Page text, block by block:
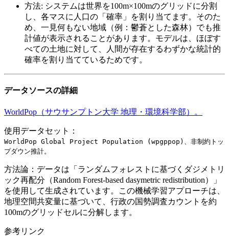
方法: システムは世界を100m×100mのグリッドに分割
し、各マスに人口の「確率」を割り当てます。そのた
め、一見何もない地域（例：鬱蒼とした森林）でも推
計値が表示されることがあります。モデルは、ほぼす
べての土地に対して、人間が存在するわずかな統計的
確率を割り当てているためです。
データソースの詳細
WorldPop（サウサンプトン大学 地理・環境科学部）。
使用データセット：
WorldPop Global Project Population (wpgppop)、非制約トッ
プダウン推計。
方法論： データは「ランダムフォレストに基づくダジメトリ
ック再配分（Random Forest-based dasymetric redistribution）」
を使用して生成されています。この機械学習アプローチは、
地理空間共変量に基づいて、行政の国勢調査カウントを約
100mのグリッドセルに分解します。
参考リンク